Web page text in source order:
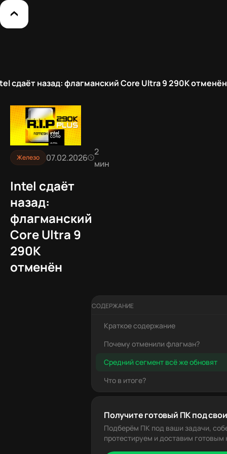
сдаёт назад: флагманский Core Ultra 9 290K отменён
Железо 07.02.2026
2
мин
Intel сдаёт
назад:
флагманский
Core Ultra 9
290K
отменён
СОДЕРЖАНИЕ
Краткое содержание
Почему отменили флагман?
Средний сегмент всё же обновят
Что в итоге?
Получите готовый ПК под
Подберём ПК под ваши задачи,
протестируем и доставим готовым